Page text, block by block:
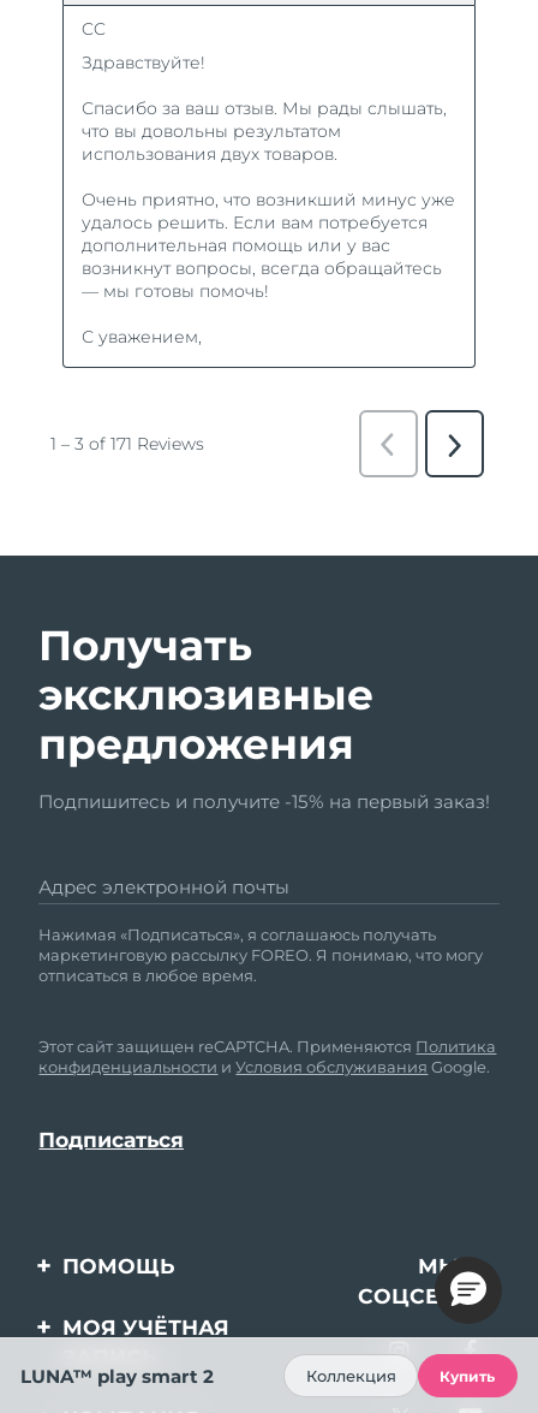
Получать
эксклюзивные
предложения
Подпишитесь и получите -15% на первый заказ!
Адрес электронной почты
Нажимая «Подписаться», я соглашаюсь получать
маркетинговую рассылку FOREO. Я понимаю, что могу
отписаться в любое время.
Этот сайт защищен reCAPTCHA. Применяются Политика
конфиденциальности иУсловия обслуживания Google.
ПОМОЩЬ
Свяжитесь с нами
МЫ В
СОЦСЕТЯХ
МОЯ УЧЁТНАЯ
LUNA™ play smart 2 Коллекция Купить